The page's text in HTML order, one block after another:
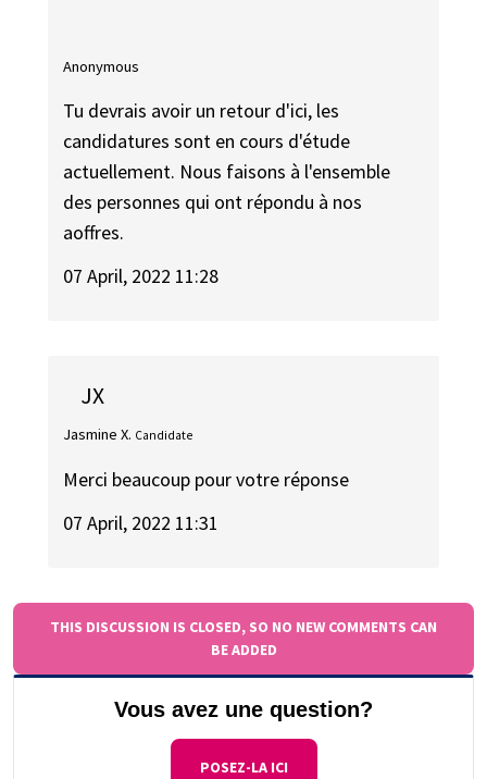
Anonymous
Tu devrais avoir un retour d'ici, les
candidatures sont en cours d'étude
actuellement. Nous faisons à l'ensemble
des personnes qui ont répondu à nos
aoffres.
07 April, 2022 11:28
JX
Jasmine X. Candidate
Merci beaucoup pour votre réponse
07 April, 2022 11:31
THIS DISCUSSION IS CLOSED, SO NO NEW COMMENTS CAN
BE ADDED
Vous avez une question?
POSEZ-LA ICI